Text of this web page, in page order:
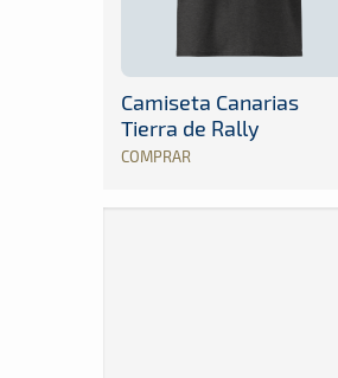
Camiseta Canarias
Tierra de Rally
COMPRAR